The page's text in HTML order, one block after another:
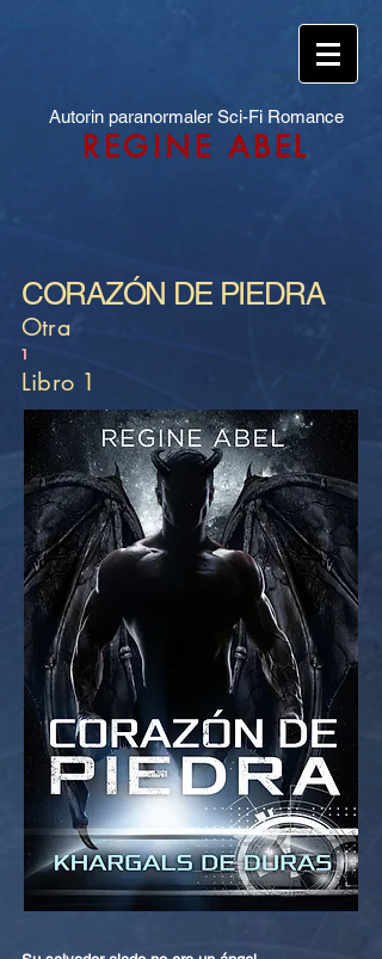
Autorin paranormaler Sci-Fi Romance
REGINE ABEL
CORAZÓN DE PIEDRA
Otra
1
Libro 1